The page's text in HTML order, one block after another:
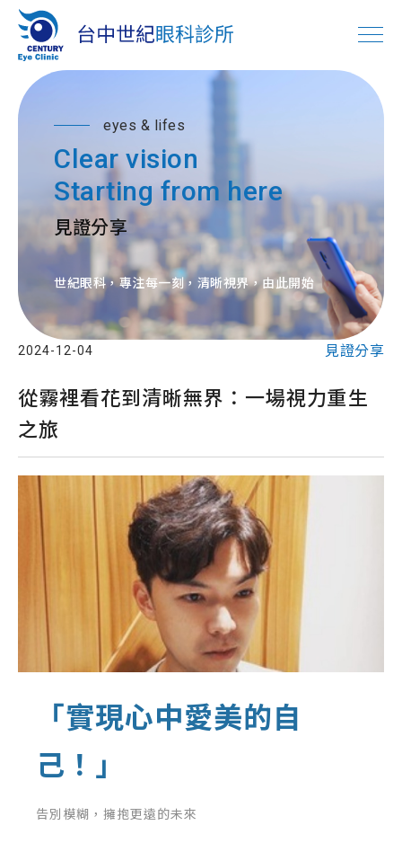
eyes & lifes
Clear vision
Starting from here
見證分享
世紀眼科，專注每一刻，清晰視界，由此開始
2024-12-04 見證分享
從霧裡看花到清晰無界：一場視力重生
之旅
「實現心中愛美的自
己！」
告別模糊，擁抱更遠的未來